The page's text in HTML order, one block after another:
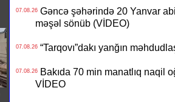
07.08.26Gəncə şəhərində 20 Yanvar
məşəl sönüb (VİDEO)
07.08.26“Tarqovı”dakı yanğın
07.08.26Bakıda 70 min manatlıq naqil
VİDEO